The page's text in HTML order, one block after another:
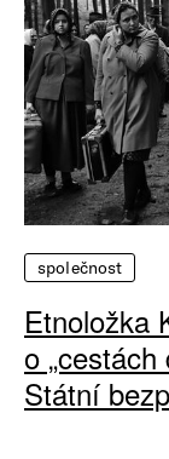
společnost
Etnoložka
o „cestách
Státní